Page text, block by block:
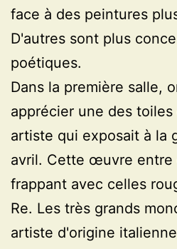
face à des peintures
D'autres sont plus
poétiques.
Dans la première salle,
apprécier une des toiles
artiste qui exposait à la
avril. Cette œuvre entre
frappant avec celles
Re. Les très grands
artiste d'origine